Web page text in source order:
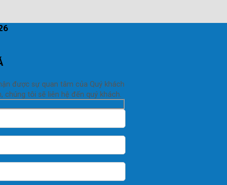
được sự quan tâm của Quý khách
chúng tôi sẽ liên hệ đến quý khách.